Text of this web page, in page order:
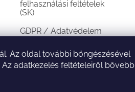
Az oldal további böngészésével
adatkezelés feltételeiről bővebb
felhasználási feltételek
(SK)
GDPR / Adatvédelem
(SK)
Reklamációs feltételek
(SK)